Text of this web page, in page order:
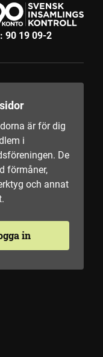
90 19 09-2
är för dig
i
De
förmåner,
och annat
in